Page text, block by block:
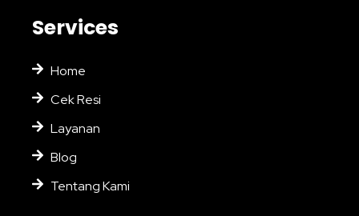
Services
Home
Cek Resi
Layanan
Blog
Tentang Kami